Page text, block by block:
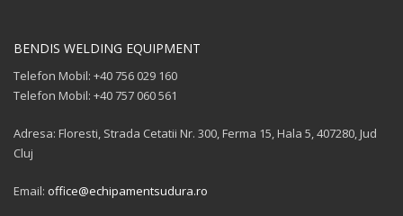
BENDIS WELDING EQUIPMENT
Telefon Mobil: +40 756 029 160
Telefon Mobil: +40 757 060 561
Adresa: Floresti, Strada Cetatii Nr. 300, Ferma 15, Hala 5, 407280, Jud
Cluj
Email: office@echipamentsudura.ro